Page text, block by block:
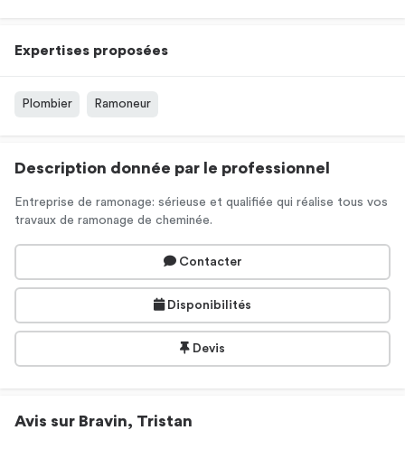
Expertises proposées
Plombier Ramoneur
Description donnée par le professionnel
Entreprise de ramonage: sérieuse et qualifiée qui réalise tous vos
travaux de ramonage de cheminée.
Contacter
Disponibilités
Devis
Avis sur Bravin, Tristan